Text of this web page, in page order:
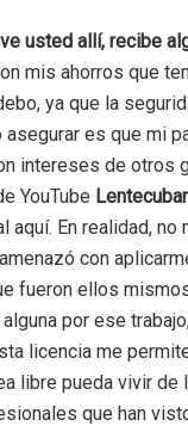
usted allí, recibe
mis ahorros que
ya que la
asegurar es que mi
intereses de otros
YouTube
aquí. En realidad,
con
fueron ellos
alguna por ese
licencia me
libre pueda vivir
que han